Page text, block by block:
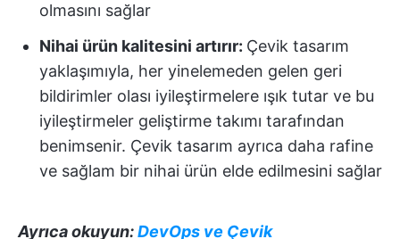
olmasını sağlar
Nihai ürün kalitesini artırır: Çevik tasarım
yaklaşımıyla, her yinelemeden gelen geri
bildirimler olası iyileştirmelere ışık tutar ve bu
iyileştirmeler geliştirme takımı tarafından
benimsenir. Çevik tasarım ayrıca daha rafine
ve sağlam bir nihai ürün elde edilmesini sağlar
Ayrıca okuyun:DevOps ve Çevik